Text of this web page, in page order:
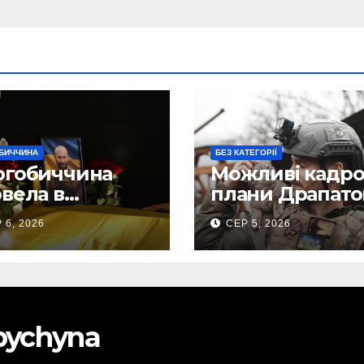
в
земну
свого
– Олега
6, 2026
БЕЗ КАТЕГОРІЇ
Можливі
плани
Маркусу
пророкують
важливу
СЕР 5, 2026